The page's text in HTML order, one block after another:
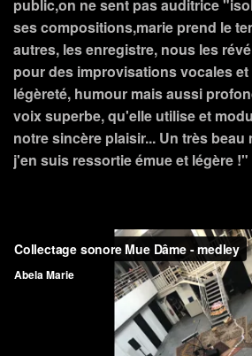
public,on ne sent pas auditrice
ses compositions,marie prend le
autres, les enregistre, nous les
pour des improvisations vocales
légèreté, humour mais aussi
voix superbe, qu'elle utilise et
notre sincère plaisir... Un très beau
j'en suis ressortie émue et légère !"